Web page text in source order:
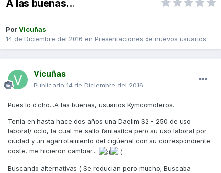
A las buenas...
PorVicuñas
14 de Diciembre del 2016 en Presentaciones de nuevos usuarios
Vicuñas
Publicado 14 de Diciembre del 2016
Pues lo dicho...A las buenas, usuarios Kymcomoteros.
Tenia en hasta hace dos años una Daelim S2 - 250 de uso
laboral/ ocio, la cual me salio fantastica pero su uso laboral por
ciudad y un agarrotamiento del cigúeñal con su correspondiente
coste, me hicieron cambiar...
Buscando alternativas ( Se reducian pero mucho; Buscaba